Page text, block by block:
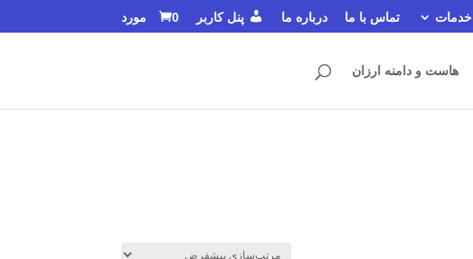
خدمات تماس با ما درباره ما پنل کاربر 0 مورد
هاست و دامنه ارزان